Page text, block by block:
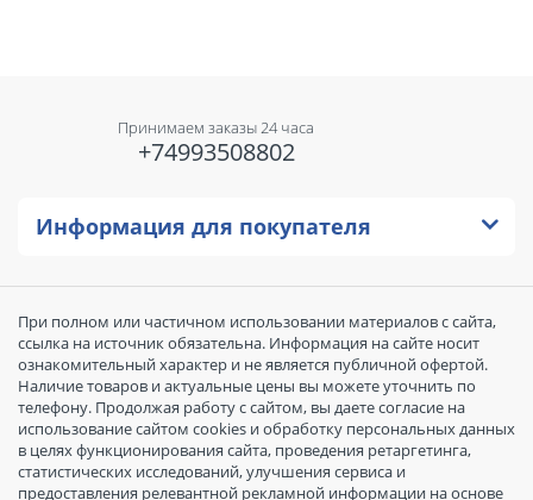
Принимаем заказы 24 часа
+74993508802
Информация для покупателя
При полном или частичном использовании материалов с сайта,
ссылка на источник обязательна. Информация на сайте носит
ознакомительный характер и не является публичной офертой.
Наличие товаров и актуальные цены вы можете уточнить по
телефону. Продолжая работу с сайтом, вы даете согласие на
использование сайтом cookies и обработку персональных данных
в целях функционирования сайта, проведения ретаргетинга,
статистических исследований, улучшения сервиса и
предоставления релевантной рекламной информации на основе